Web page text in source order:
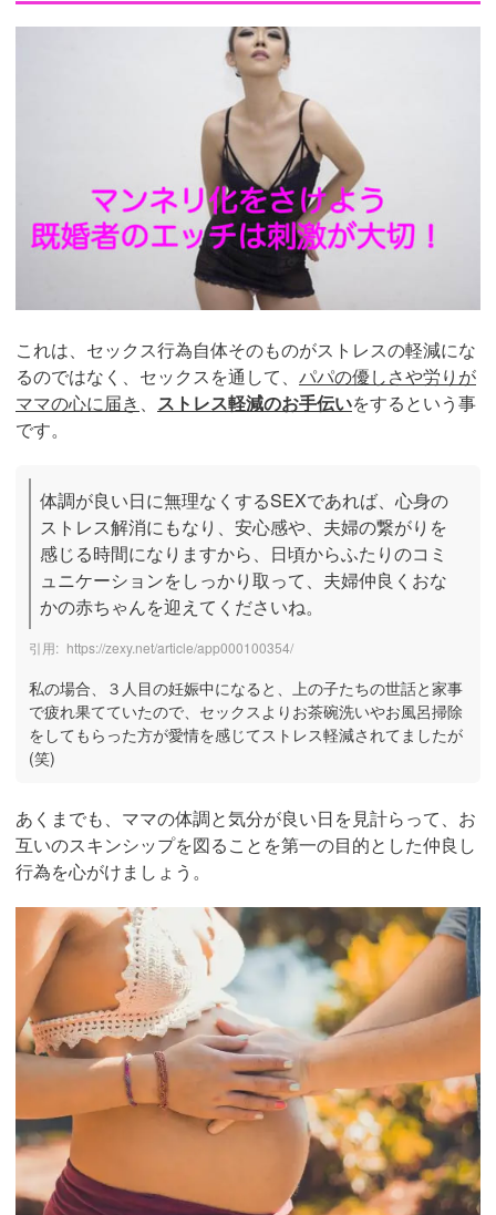
これは、セックス行為自体そのものがストレスの軽減にな
るのではなく、セックスを通して、 パパの優しさや労りが
ママの心に届き 、 ストレス軽減のお手伝いをするという事
です。
体調が良い日に無理なくするSEXであれば、心身の
ストレス解消にもなり、安心感や、夫婦の繋がりを
感じる時間になりますから、日頃からふたりのコミ
ュニケーションをしっかり取って、夫婦仲良くおな
かの赤ちゃんを迎えてくださいね。
https://zexy.net/article/app000100354/
私の場合、３人目の妊娠中になると、上の子たちの世話と家事
で疲れ果てていたので、セックスよりお茶碗洗いやお風呂掃除
をしてもらった方が愛情を感じてストレス軽減されてましたが
(笑)
あくまでも、ママの体調と気分が良い日を見計らって、お
互いのスキンシップを図ることを第一の目的とした仲良し
行為を心がけましょう。